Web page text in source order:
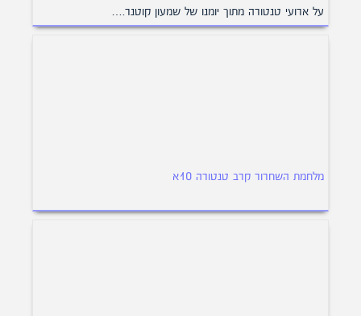
על ארועי טנטורה מתוך יומנו של שמעון קוטנר.…
מלחמת השחרור קרב טנטורה 10א